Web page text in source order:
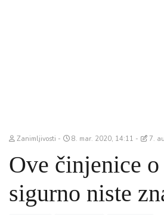
Zanimljivosti 8. mar. 2020, 14:11 7.
Ove činjenice
sigurno niste